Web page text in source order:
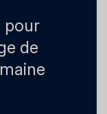
pour
de